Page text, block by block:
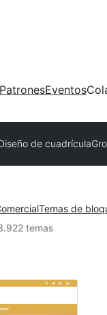
Eventos
de cuadrícula
Temas de
temas